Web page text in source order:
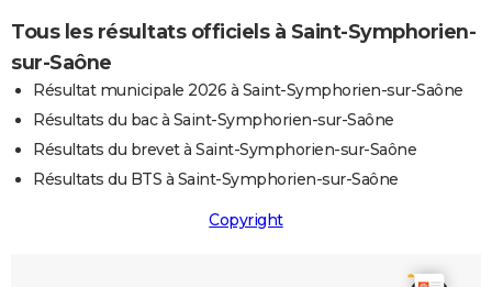
Tous les résultats officiels à Saint-Symphorien-
sur-Saône
Résultat municipale 2026 à Saint-Symphorien-sur-Saône
Résultats du bac à Saint-Symphorien-sur-Saône
Résultats du brevet à Saint-Symphorien-sur-Saône
Résultats du BTS à Saint-Symphorien-sur-Saône
Copyright